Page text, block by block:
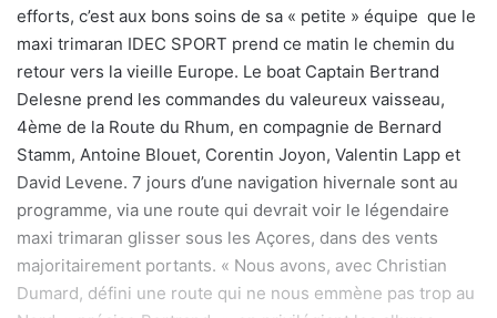
efforts, c’est aux bons soins de sa « petite » équipe que le
maxi trimaran IDEC SPORT prend ce matin le chemin du
retour vers la vieille Europe. Le boat Captain Bertrand
Delesne prend les commandes du valeureux vaisseau,
4ème de la Route du Rhum, en compagnie de Bernard
Stamm, Antoine Blouet, Corentin Joyon, Valentin Lapp et
David Levene. 7 jours d’une navigation hivernale sont au
programme, via une route qui devrait voir le légendaire
maxi trimaran glisser sous les Açores, dans des vents
majoritairement portants. « Nous avons, avec Christian
Dumard, défini une route qui ne nous emmène pas trop au